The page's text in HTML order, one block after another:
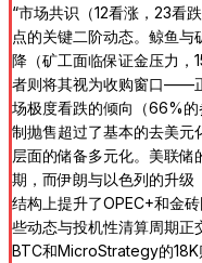
“市场共识（12看涨，23看
点的关键二阶动态。鲸鱼与
降（矿工面临保证金压力，
者则将其视为收购窗口——
场极度看跌的倾向（66%
制抛售超过了基本的去美元
层面的储备多元化。美联
期，而伊朗与以色列的升级
结构上提升了OPEC+和金
些动态与投机性清算周期正
BTC和MicroStrategy的